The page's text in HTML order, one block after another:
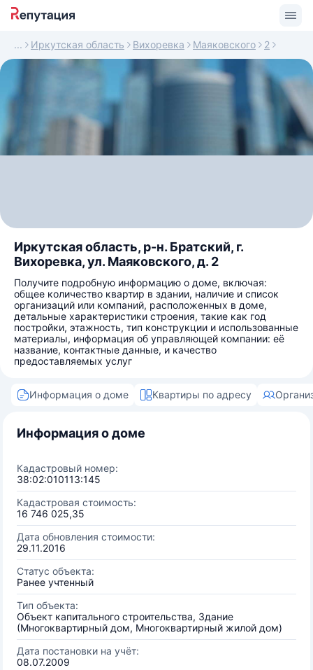
Иркутская область Вихоревка Маяковского 2
Иркутская область, р-н. Братский, г.
Вихоревка, ул. Маяковского, д. 2
Получите подробную информацию о доме, включая:
общее количество квартир в здании, наличие и список
организаций или компаний, расположенных в доме,
детальные характеристики строения, такие как год
постройки, этажность, тип конструкции и использованные
материалы, информация об управляющей компании: её
название, контактные данные, и качество
предоставляемых услуг
Информация о доме Квартиры по адресу
Информация о доме
Кадастровый номер:
38:02:010113:145
Кадастровая стоимость:
16 746 025,35
Дата обновления стоимости:
29.11.2016
Статус объекта:
Ранее учтенный
Тип объекта:
Объект капитального строительства, Здание
(Многоквартирный дом, Многоквартирный жилой дом)
Дата постановки на учёт:
08.07.2009